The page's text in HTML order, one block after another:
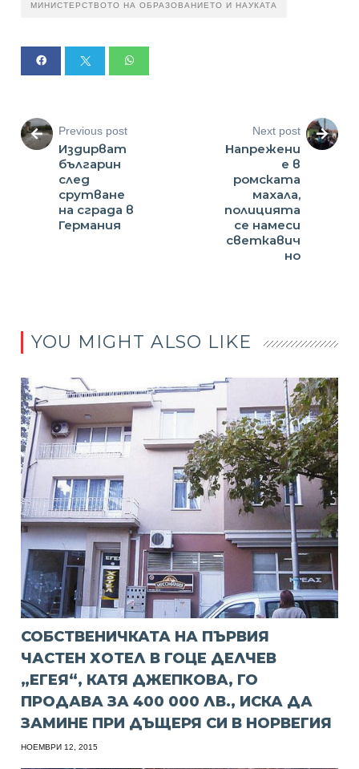
МИНИСТЕРСТВОТО НА ОБРАЗОВАНИЕТО И НАУКАТА
Previous post
Издирват
българин
след
срутване
на сграда в
Германия
Next post
Напрежени
е в
ромската
махала,
полицията
се намеси
светкавич
но
YOU MIGHT ALSO LIKE
СОБСТВЕНИЧКАТА НА ПЪРВИЯ
ЧАСТЕН ХОТЕЛ В ГОЦЕ ДЕЛЧЕВ
„ЕГЕЯ“, КАТЯ ДЖЕПКОВА, ГО
ПРОДАВА ЗА 400 000 ЛВ., ИСКА ДА
ЗАМИНЕ ПРИ ДЪЩЕРЯ СИ В НОРВЕГИЯ
НОЕМВРИ 12, 2015